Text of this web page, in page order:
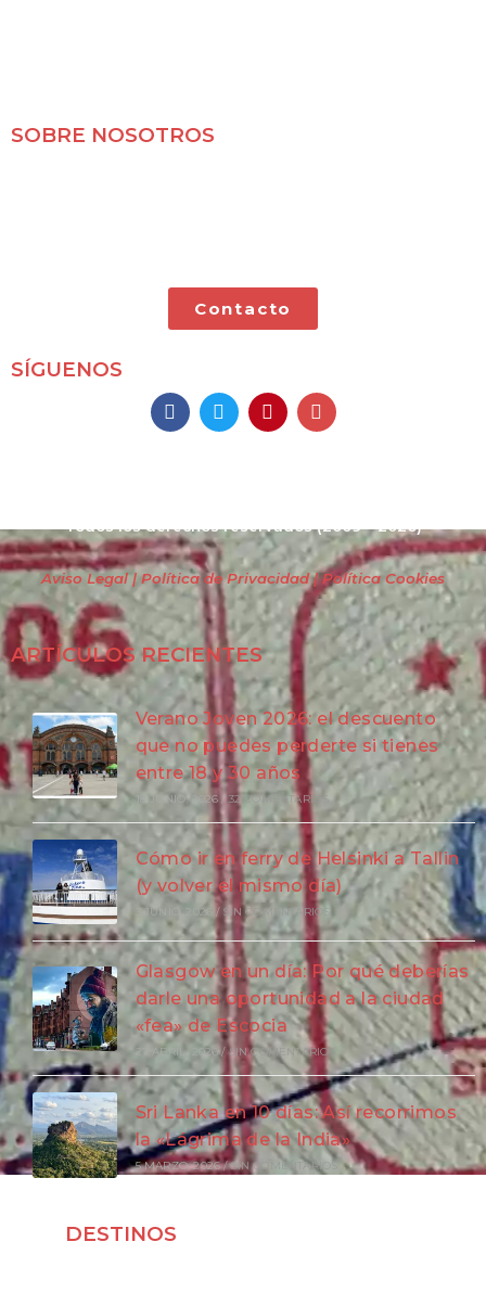
SOBRE NOSOTROS
Contacto
SÍGUENOS
Todos los derechos reservados(2009 – 2026)
Aviso Legal | Política de Privacidad | Política Cookies
ARTÍCULOS RECIENTES
Verano Joven 2026: el descuento
que no puedes perderte si tienes
entre 18 y 30 años
18 JUNIO, 2026 / 32 COMENTARIOS
Cómo ir en ferry de Helsinki a Tallin
(y volver el mismo día)
3 JUNIO, 2026 / SIN COMENTARIOS
Glasgow en un día: Por qué deberías
darle una oportunidad a la ciudad
«fea» de Escocia
27 ABRIL, 2026 / SIN COMENTARIOS
Sri Lanka en 10 días: Así recorrimos
la «Lágrima de la India»
5 MARZO, 2026 / SIN COMENTARIOS
DESTINOS